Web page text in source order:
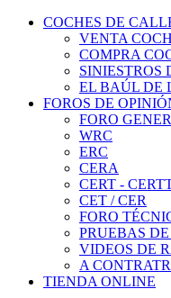
COCHES DE
VENTA
COMPRA
SINIESTROS
EL BAÚL DE
FOROS DE
FORO
WRC
ERC
CERA
CERT -
CET / CER
FORO
PRUEBAS
VIDEOS DE
A
TIENDA ONLINE